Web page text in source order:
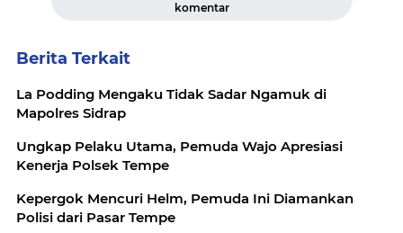
komentar
Berita Terkait
La Podding Mengaku Tidak Sadar Ngamuk di
Mapolres Sidrap
Ungkap Pelaku Utama, Pemuda Wajo Apresiasi
Kenerja Polsek Tempe
Kepergok Mencuri Helm, Pemuda Ini Diamankan
Polisi dari Pasar Tempe